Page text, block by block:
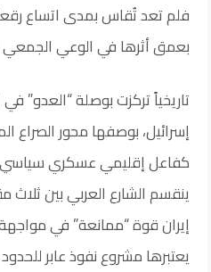
فلم تعد تُقاس بمدى اتساع
بعمق أثرها في الوعي الجمعي
تاريخياً تركزت بوصلة “العدو”
إسرائيل، بوصفها محور الصراع
كفاعل إقليمي عسكري سياسي
ينقسم الشارع العربي بين ثلاث
إيران قوة “ممانعة” في مواجهة
يعتبرها مشروع نفوذ عابر للحدود